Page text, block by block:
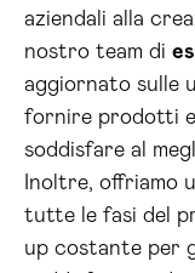
aziendali alla
nostro team di
aggiornato sulle
fornire prodotti
soddisfare al
Inoltre, offriamo
tutte le fasi del
up costante per